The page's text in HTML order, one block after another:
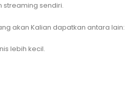
streaming sendiri.
akan Kalian dapatkan antara lain:
lebih kecil.